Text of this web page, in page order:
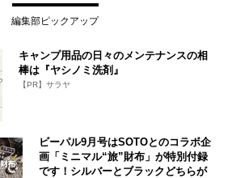
編集部ピックアップ
キャンプ用品の日々のメンテナンスの相
棒は『ヤシノミ洗剤』
【PR】サラヤ
ビーパル9月号はSOTOとのコラボ企
画「ミニマル“旅”財布」が特別付録
です！シルバーとブラックどちらが